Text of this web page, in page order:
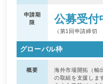
申請期
限
公募受付
（第1回申請締切
グローバル枠
概要
海外市場開拓（輸
の取組を支援しま